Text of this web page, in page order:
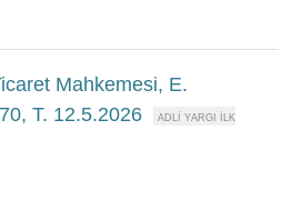
Mahkemesi, E.
T. 12.5.2026